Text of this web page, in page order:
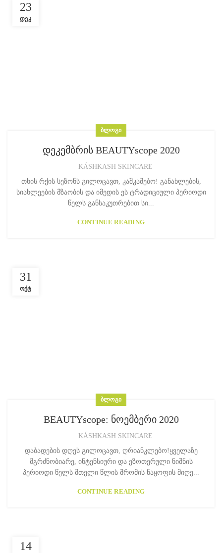
23
ᲓᲔᲙ
ᲑᲚᲝᲒᲘ
დეკემბრის BEAUTYscope 2020
KÁSHKASH SKINCARE
თხის რქის სეზონს გილოცავთ, კაშკაშებო! განახლების,
სიახლეების მზაობის და იმედის ეს ტრადიციული პერიოდი
წელს განსაკუთრებით სი...
CONTINUE READING
31
ᲝᲥᲢ
ᲑᲚᲝᲒᲘ
BEAUTYscope: ნოემბერი 2020
KÁSHKASH SKINCARE
დაბადების დღეს გილოცავთ, ღრიანკლებო!ყველაზე
მგრძნობიარე, ინტენსიური და ეზოთერული ნიშნის
პერიოდი წელს მთელი წლის შრომის ნაყოფის მიღე...
CONTINUE READING
14